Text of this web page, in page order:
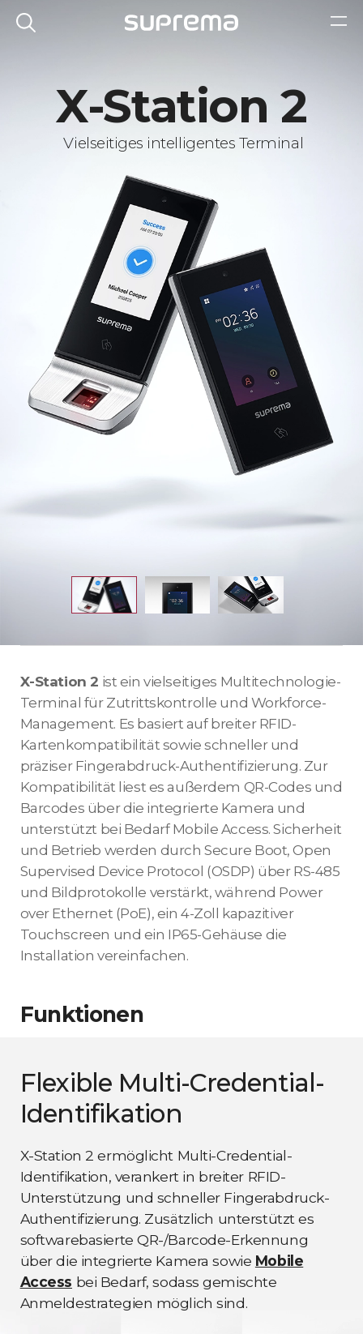
X-Station 2
Vielseitiges intelligentes Terminal
X-Station 2 ist ein vielseitiges Multitechnologie-
Terminal für Zutrittskontrolle und Workforce-
Management. Es basiert auf breiter RFID-
Kartenkompatibilität sowie schneller und
präziser Fingerabdruck-Authentifizierung. Zur
Kompatibilität liest es außerdem QR-Codes und
Barcodes über die integrierte Kamera und
unterstützt bei Bedarf Mobile Access. Sicherheit
und Betrieb werden durch Secure Boot, Open
Supervised Device Protocol (OSDP) über RS-485
und Bildprotokolle verstärkt, während Power
over Ethernet (PoE), ein 4-Zoll kapazitiver
Touchscreen und ein IP65-Gehäuse die
Installation vereinfachen.
Funktionen
Flexible Multi-Credential-
Identifikation
X-Station 2 ermöglicht Multi-Credential-
Identifikation, verankert in breiter RFID-
Unterstützung und schneller Fingerabdruck-
Authentifizierung. Zusätzlich unterstützt es
softwarebasierte QR-/Barcode-Erkennung
über die integrierte Kamera sowie Mobile
Access bei Bedarf, sodass gemischte
Anmeldestrategien möglich sind.